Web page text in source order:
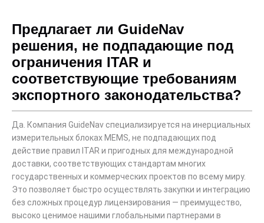
Предлагает ли GuideNav
решения, не подпадающие под
ограничения ITAR и
соответствующие требованиям
экспортного законодательства?
Да. Компания GuideNav специализируется на инерциальных
измерительных блоках MEMS, не подпадающих под
действие правил ITAR и пригодных для международной
доставки, соответствующих стандартам многих
государственных и коммерческих проектов по всему миру.
Это позволяет быстро осуществлять закупки и интеграцию
без сложных процедур лицензирования — преимущество,
высоко ценимое нашими глобальными партнерами в